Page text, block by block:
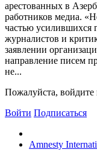
арестованных в
работников медиа.
частью усилившихся
журналистов и
заявлении
направление писем
не...
Пожалуйста,
Войти Подписаться
Amnesty